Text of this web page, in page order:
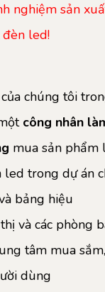
nghiệm sản
led!
chúng tôi
công nhân
mua sản
led trong dự án
bảng hiệu
và các phòng
tâm mua
dùng